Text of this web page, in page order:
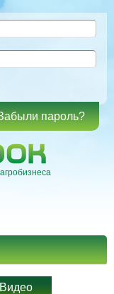
пароль?
Видео